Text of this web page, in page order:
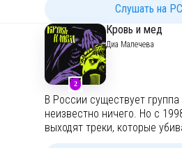
моменты, когда казалось,
туда. Про выборы,
и гарантий.
Здесь нет глянца и
лозунгов. Нет правильных
универсальных рецептов.
опыт - честный, местами
фильтров и оправданий.
Слушать на
2
Кровь и мед
Диа Малечева
В России существует группа
неизвестно ничего. Но с
выходят треки, которые